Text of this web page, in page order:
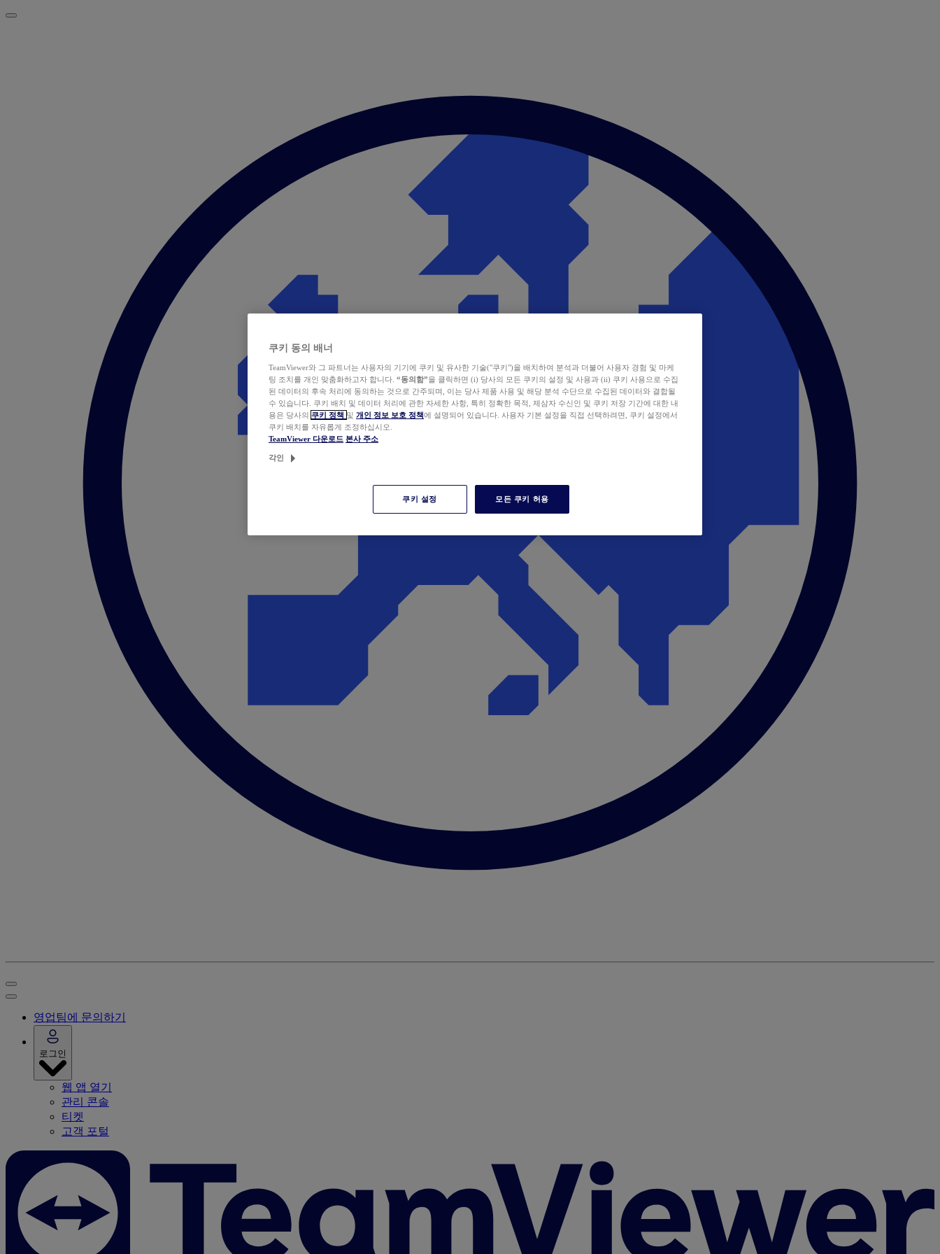
영업팀에 문의하기
로그인
웹 앱 열기
관리 콘솔
티켓
고객 포털
쿠키 동의 배너
TeamViewer와 그 파트너는 사용자의 기기에 쿠키 및 유사한 기술("쿠키")을 배치하여 분석과 더불어 사용자 경험 및 마케
팅 조치를 개인 맞춤화하고자 합니다. “동의함”을 클릭하면 (i) 당사의 모든 쿠키의 설정 및 사용과 (ii) 쿠키 사용으로 수집
된 데이터의 후속 처리에 동의하는 것으로 간주되며, 이는 당사 제품 사용 및 해당 분석 수단으로 수집된 데이터와 결합될
수 있습니다. 쿠키 배치 및 데이터 처리에 관한 자세한 사항, 특히 정확한 목적, 제삼자 수신인 및 쿠키 저장 기간에 대한 내
용은 당사의 쿠키 정책 및 개인 정보 보호 정책에 설명되어 있습니다. 사용자 기본 설정을 직접 선택하려면, 쿠키 설정에서
쿠키 배치를 자유롭게 조정하십시오.
TeamViewer 다운로드 본사 주소
각인
쿠키 설정 모든 쿠키 허용